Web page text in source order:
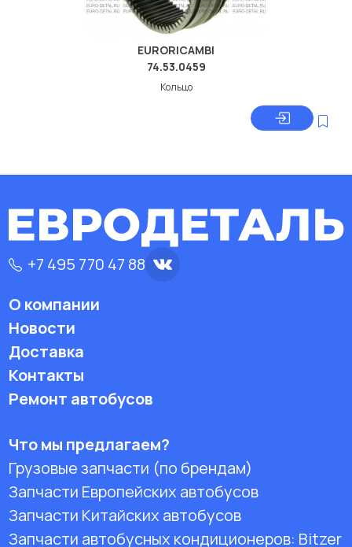
EURORICAMBI
74.53.0459
Кольцо
+7 495 770 47 88
О компании
Новости
Доставка
Контакты
Ремонт автобусов
Что мы предлагаем?
Грузовые запчасти (по брендам)
Запчасти Европейских автобусов
Запчасти Китайских автобусов
Запчасти автобусных кондиционеров: Bitzer